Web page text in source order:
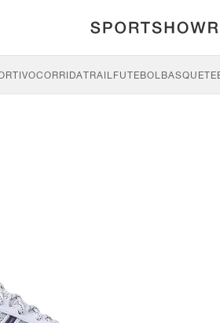
CORRIDATRAILFUTEBOL